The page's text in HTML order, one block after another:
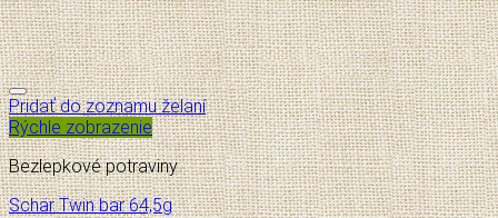
Pridať do zoznamu želaní
Rýchle zobrazenie
Bezlepkové potraviny
Schär Twin bar 64,5g